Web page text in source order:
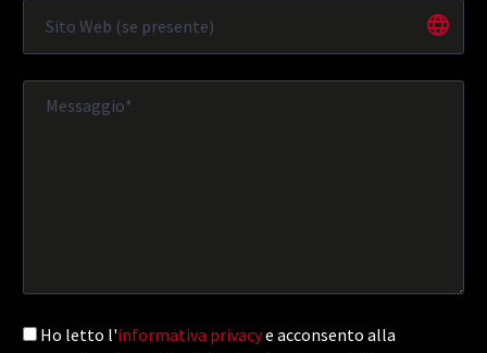
Ho letto l'informativa privacye acconsento alla